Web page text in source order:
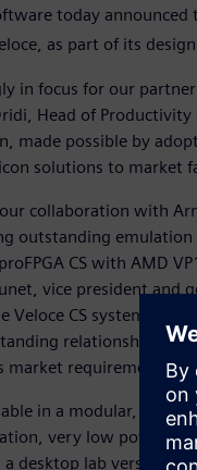
today announced
as part of its
in focus for our
Head of
made possible by
solutions to market
collaboration with
outstanding
CS with AMD
vice president and
Veloce CS system we
relationship
market requirements
in a modular,
very low power
a desktop lab version